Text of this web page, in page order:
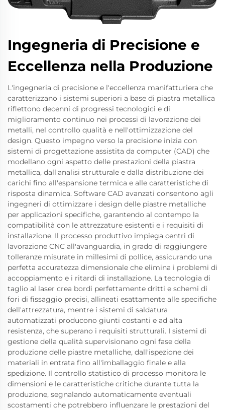
Ingegneria di Precisione e
Eccellenza nella Produzione
L'ingegneria di precisione e l'eccellenza manifatturiera che
caratterizzano i sistemi superiori a base di piastra metallica
riflettono decenni di progressi tecnologici e di
miglioramento continuo nei processi di lavorazione dei
metalli, nel controllo qualità e nell'ottimizzazione del
design. Questo impegno verso la precisione inizia con
sistemi di progettazione assistita da computer (CAD) che
modellano ogni aspetto delle prestazioni della piastra
metallica, dall'analisi strutturale e dalla distribuzione dei
carichi fino all'espansione termica e alle caratteristiche di
risposta dinamica. Software CAD avanzati consentono agli
ingegneri di ottimizzare i design delle piastre metalliche
per applicazioni specifiche, garantendo al contempo la
compatibilità con le attrezzature esistenti e i requisiti di
installazione. Il processo produttivo impiega centri di
lavorazione CNC all'avanguardia, in grado di raggiungere
tolleranze misurate in millesimi di pollice, assicurando una
perfetta accuratezza dimensionale che elimina i problemi di
accoppiamento e i ritardi di installazione. La tecnologia di
taglio al laser crea bordi perfettamente dritti e schemi di
fori di fissaggio precisi, allineati esattamente alle specifiche
dell'attrezzatura, mentre i sistemi di saldatura
automatizzati producono giunti costanti e ad alta
resistenza, che superano i requisiti strutturali. I sistemi di
gestione della qualità supervisionano ogni fase della
produzione delle piastre metalliche, dall'ispezione dei
materiali in entrata fino all'imballaggio finale e alla
spedizione. Il controllo statistico di processo monitora le
dimensioni e le caratteristiche critiche durante tutta la
produzione, segnalando automaticamente eventuali
scostamenti che potrebbero influenzare le prestazioni del